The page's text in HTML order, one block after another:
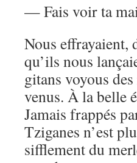
— Fais voir ta
Nous effrayaient,
qu’ils nous
gitans voyous
venus. À la belle
Jamais frappés
Tziganes n’est
sifflement du